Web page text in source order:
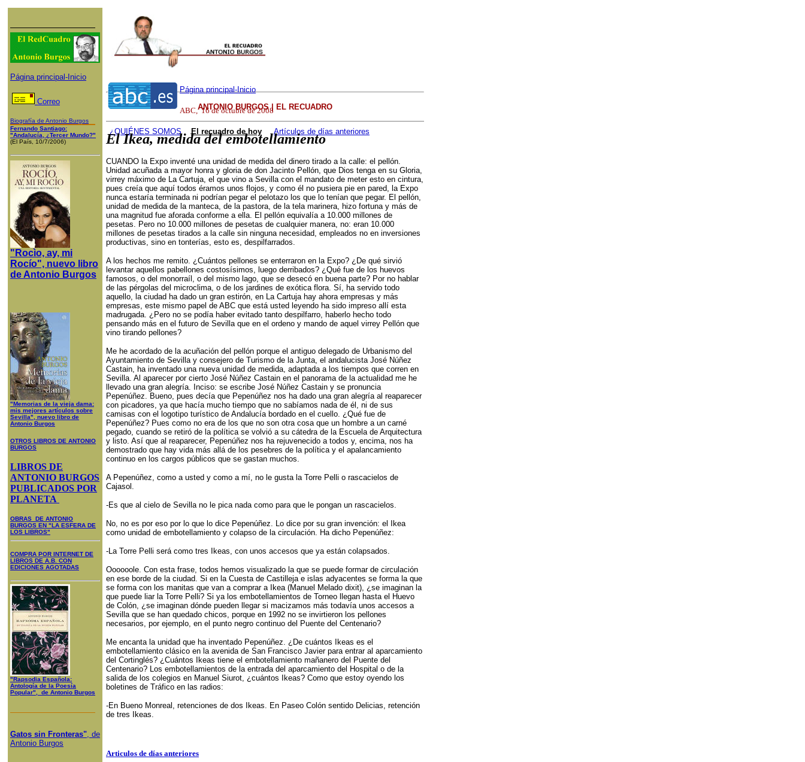
Página principal-Inicio
Correo
Biografía de Antonio Burgos
Fernando Santiago:
"Andalucía, ¿Tercer Mundo?"
(El País, 10/7/2006)
"Rocìo, ay, mi
Rocío", nuevo libro
de Antonio Burgos
"Memorias de la vieja dama:
mis mejores artículos sobre
Sevilla", nuevo libro de
Antonio Burgos
OTROS LIBROS DE ANTONIO
BURGOS
LIBROS DE
ANTONIO BURGOS
PUBLICADOS POR
PLANETA
OBRAS DE ANTONIO
BURGOS EN "LA ESFERA DE
LOS LIBROS"
COMPRA POR INTERNET DE
LIBROS DE A.B. CON
EDICIONES AGOTADAS
"Rapsodia Española:
Antología de la Poesía
Popular", de Antonio Burgos
Gatos sin Fronteras", de
Antonio Burgos
Página principal-Inicio
ABC,16deoctubrede 2008
¿QUI ÉNES SOMOS El recuadro de hoy Artículos de días anteriores
ANTONIO BURGOS | EL RECUADRO
El Ikea, medida del embotellamiento
CUANDO la Expo inventé una unidad de medida del dinero tirado a la calle: el pellón.
Unidad acuñada a mayor honra y gloria de don Jacinto Pellón, que Dios tenga en su Gloria,
virrey máximo de La Cartuja, el que vino a Sevilla con el mandato de meter esto en cintura,
pues creía que aquí todos éramos unos flojos, y como él no pusiera pie en pared, la Expo
nunca estaría terminada ni podrían pegar el pelotazo los que lo tenían que pegar. El pellón,
unidad de medida de la manteca, de la pastora, de la tela marinera, hizo fortuna y más de
una magnitud fue aforada conforme a ella. El pellón equivalía a 10.000 millones de
pesetas. Pero no 10.000 millones de pesetas de cualquier manera, no: eran 10.000
millones de pesetas tirados a la calle sin ninguna necesidad, empleados no en inversiones
productivas, sino en tonterías, esto es, despilfarrados.
A los hechos me remito. ¿Cuántos pellones se enterraron en la Expo? ¿De qué sirvió
levantar aquellos pabellones costosísimos, luego derribados? ¿Qué fue de los huevos
famosos, o del monorraíl, o del mismo lago, que se desecó en buena parte? Por no hablar
de las pérgolas del microclima, o de los jardines de exótica flora. Sí, ha servido todo
aquello, la ciudad ha dado un gran estirón, en La Cartuja hay ahora empresas y más
empresas, este mismo papel de ABC que está usted leyendo ha sido impreso allí esta
madrugada. ¿Pero no se podía haber evitado tanto despilfarro, haberlo hecho todo
pensando más en el futuro de Sevilla que en el ordeno y mando de aquel virrey Pellón que
vino tirando pellones?
Me he acordado de la acuñación del pellón porque el antiguo delegado de Urbanismo del
Ayuntamiento de Sevilla y consejero de Turismo de la Junta, el andalucista José Núñez
Castain, ha inventado una nueva unidad de medida, adaptada a los tiempos que corren en
Sevilla. Al aparecer por cierto José Núñez Castain en el panorama de la actualidad me he
llevado una gran alegría. Inciso: se escribe José Núñez Castain y se pronuncia
Pepenúñez. Bueno, pues decía que Pepenúñez nos ha dado una gran alegría al reaparecer
con picadores, ya que hacía mucho tiempo que no sabíamos nada de él, ni de sus
camisas con el logotipo turístico de Andalucía bordado en el cuello. ¿Qué fue de
Pepenúñez? Pues como no era de los que no son otra cosa que un hombre a un carné
pegado, cuando se retiró de la política se volvió a su cátedra de la Escuela de Arquitectura
y listo. Así que al reaparecer, Pepenúñez nos ha rejuvenecido a todos y, encima, nos ha
demostrado que hay vida más allá de los pesebres de la política y el apalancamiento
continuo en los cargos públicos que se gastan muchos.
A Pepenúñez, como a usted y como a mí, no le gusta la Torre Pelli o rascacielos de
Cajasol.
-Es que al cielo de Sevilla no le pica nada como para que le pongan un rascacielos.
No, no es por eso por lo que lo dice Pepenúñez. Lo dice por su gran invención: el Ikea
como unidad de embotellamiento y colapso de la circulación. Ha dicho Pepenúñez:
-La Torre Pelli será como tres Ikeas, con unos accesos que ya están colapsados.
Oooooole. Con esta frase, todos hemos visualizado la que se puede formar de circulación
en ese borde de la ciudad. Si en la Cuesta de Castilleja e islas adyacentes se forma la que
se forma con los manitas que van a comprar a Ikea (Manuel Melado dixit), ¿se imaginan la
que puede liar la Torre Pelli? Si ya los embotellamientos de Torneo llegan hasta el Huevo
de Colón, ¿se imaginan dónde pueden llegar si macizamos más todavía unos accesos a
Sevilla que se han quedado chicos, porque en 1992 no se invirtieron los pellones
necesarios, por ejemplo, en el punto negro continuo del Puente del Centenario?
Me encanta la unidad que ha inventado Pepenúñez. ¿De cuántos Ikeas es el
embotellamiento clásico en la avenida de San Francisco Javier para entrar al aparcamiento
del Cortinglés? ¿Cuántos Ikeas tiene el embotellamiento mañanero del Puente del
Centenario? Los embotellamientos de la entrada del aparcamiento del Hospital o de la
salida de los colegios en Manuel Siurot, ¿cuántos Ikeas? Como que estoy oyendo los
boletines de Tráfico en las radios:
-En Bueno Monreal, retenciones de dos Ikeas. En Paseo Colón sentido Delicias, retención
de tres Ikeas.
Articulos de días anteriores